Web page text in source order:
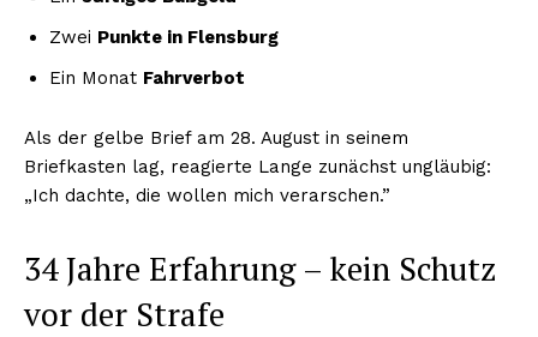
Zwei Punkte in Flensburg
Ein Monat Fahrverbot
Als der gelbe Brief am 28. August in seinem
Briefkasten lag, reagierte Lange zunächst ungläubig:
„Ich dachte, die wollen mich verarschen.”
34 Jahre Erfahrung – kein Schutz
vor der Strafe